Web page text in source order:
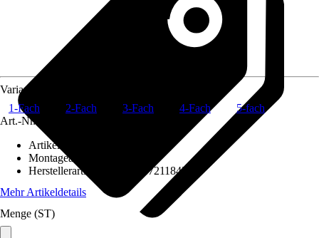
Variante
1-Fach
2-Fach 3-Fach 4-Fach
5-fach
Art.-Nr.
Artikeltyp
Montageart
Herstellerartikelnummer
1721184K
Mehr Artikeldetails
Menge (ST)